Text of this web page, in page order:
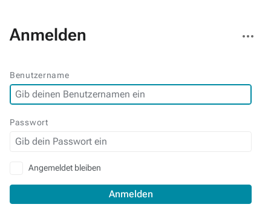
Anmelden
Aktionen
Benutzername
Passwort
Angemeldet bleiben
Anmelden